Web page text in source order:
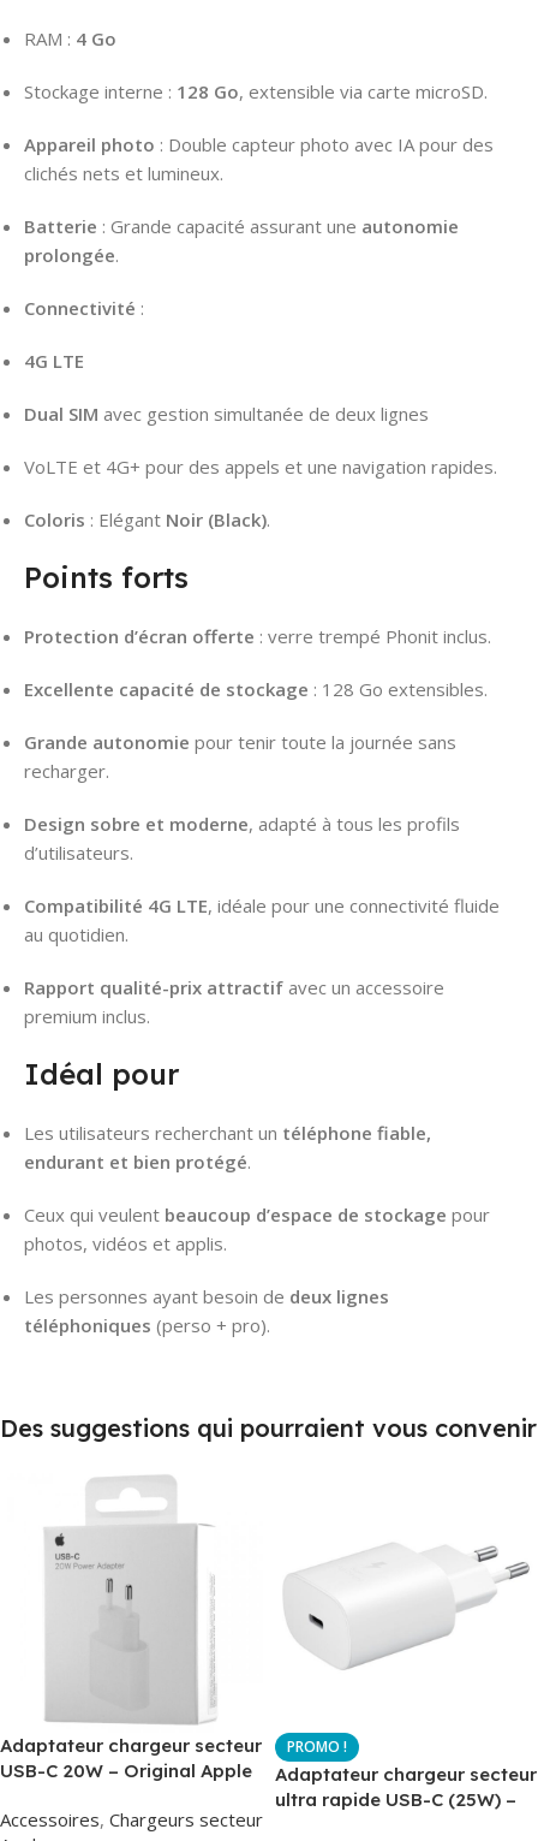
RAM : 4 Go
Stockage interne : 128 Go, extensible via carte microSD.
Appareil photo : Double capteur photo avec IA pour des
clichés nets et lumineux.
Batterie : Grande capacité assurant une autonomie
prolongée.
Connectivité :
4G LTE
Dual SIM avec gestion simultanée de deux lignes
VoLTE et 4G+ pour des appels et une navigation rapides.
Coloris : Elégant Noir (Black).
Points forts
Protection d’écran offerte : verre trempé Phonit inclus.
Excellente capacité de stockage : 128 Go extensibles.
Grande autonomie pour tenir toute la journée sans
recharger.
Design sobre et moderne, adapté à tous les profils
d’utilisateurs.
Compatibilité 4G LTE, idéale pour une connectivité fluide
au quotidien.
Rapport qualité-prix attractif avec un accessoire
premium inclus.
Idéal pour
Les utilisateurs recherchant un téléphone fiable,
endurant et bien protégé.
Ceux qui veulent beaucoup d’espace de stockage pour
photos, vidéos et applis.
Les personnes ayant besoin de deux lignes
téléphoniques (perso + pro).
Des suggestions qui pourraient vous convenir
Adaptateur chargeur secteur
USB-C 20W – Original Apple
Original
Accessoires, Chargeurs secteur
Adaptateur chargeur secteur
ultra rapide USB-C (25W) –